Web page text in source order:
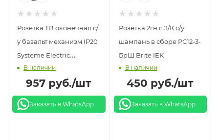
Розетка ТВ оконечная с/
у базальт механизм IP20
Systeme Electric
AtlasDesign
В наличии
957 руб./шт
Заказать в WhatsApp
Розетка 2гн с З/К с/у
шампань в сборе РС12-3-
БрШ Brite IEK
В наличии
450 руб./шт
Заказать в WhatsApp